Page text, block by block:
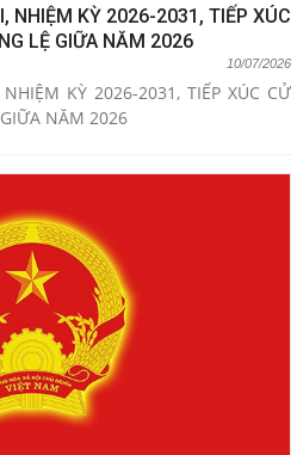
NHIỆM KỲ 2026-2031, TIẾP XÚC
LỆ GIỮA NĂM 2026
10/07/2026
KỲ 2026-2031, TIẾP XÚC CỬ
NĂM 2026